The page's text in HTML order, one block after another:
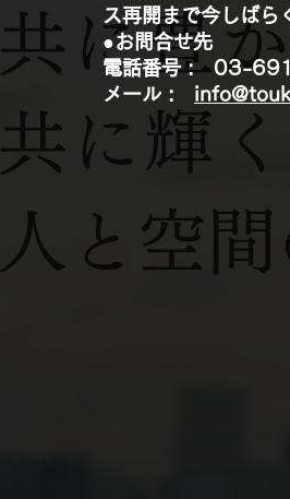
共に豊
共に輝く
人と空
ス再開まで今しばら
●お問合せ先
電話番号 : 03-
メール :